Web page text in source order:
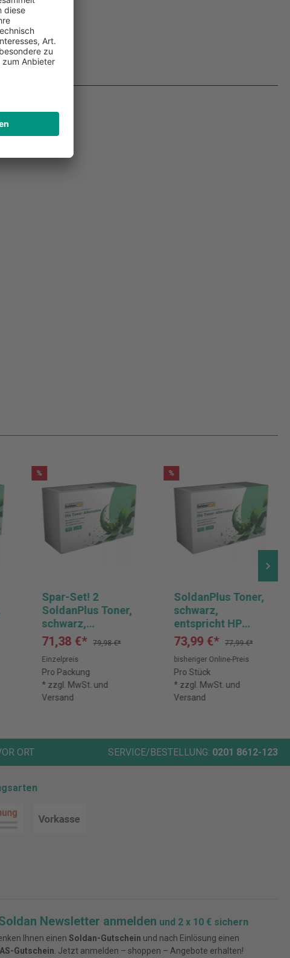
%
Spar-Set! 2
SoldanPlus Toner,
schwarz,
entspricht HP
Q7553X
71,38 €*
79,98 €*
Einzelpreis
Pro Packung
* zzgl. MwSt. und
Versand
%
SoldanPlus Toner,
schwarz,
entspricht HP
CE255X / Canon
3482B002
73,99 €*
77,99 €*
bisheriger Online-Preis
Pro Stück
* zzgl. MwSt. und
Versand
ORT SERVICE/BESTELLUNG: 0201 8612-123
Newsletter anmelden und 2 x 10 € sichern
Ihnen einen Soldan-Gutschein und nach Einlösung einen
Gutschein . Jetzt anmelden – shoppen – Angebote erhalten!